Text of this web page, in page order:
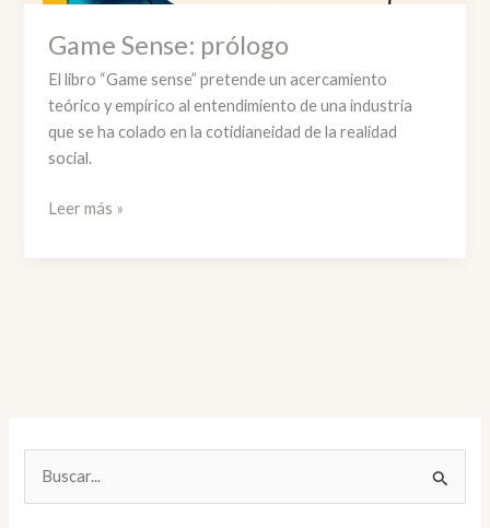
Game Sense: prólogo
El libro “Game sense” pretende un acercamiento
teórico y empírico al entendimiento de una industria
que se ha colado en la cotidianeidad de la realidad
social.
Game
Leer más »